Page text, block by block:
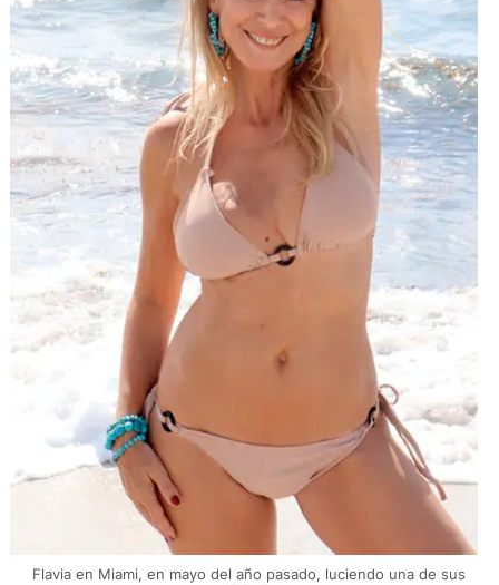
Flavia en Miami, en mayo del año pasado, luciendo una de sus